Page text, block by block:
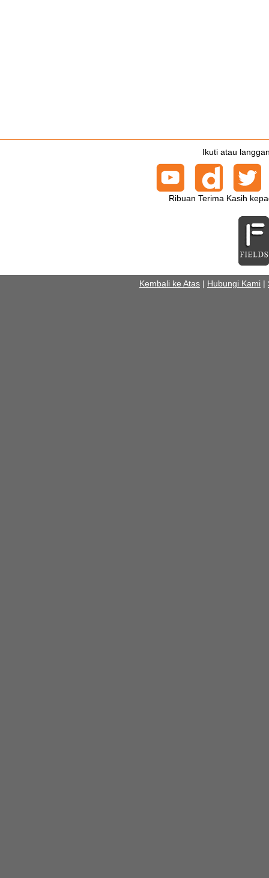
Ikuti atau
Ribuan Terima Kasih
Kembali ke Atas | Hubungi Kami |